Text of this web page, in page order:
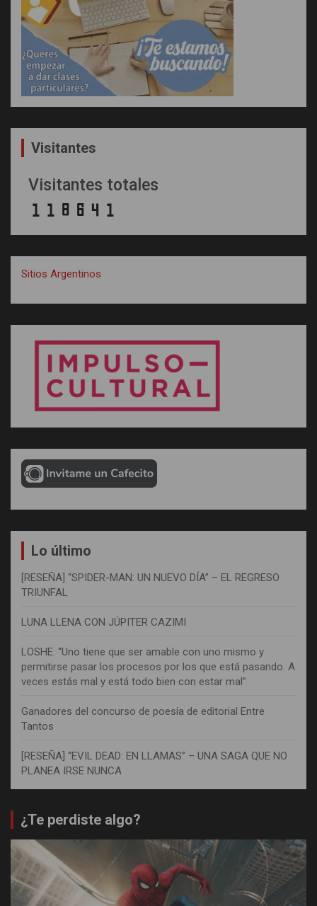
Visitantes
Visitantes totales
Sitios Argentinos
Lo último
[RESEÑA] “SPIDER-MAN: UN NUEVO DÍA” – EL REGRESO
TRIUNFAL
LUNA LLENA CON JÚPITER CAZIMI
LOSHE: “Uno tiene que ser amable con uno mismo y
permitirse pasar los procesos por los que está pasando. A
veces estás mal y está todo bien con estar mal”
Ganadores del concurso de poesía de editorial Entre
Tantos
[RESEÑA] “EVIL DEAD: EN LLAMAS” – UNA SAGA QUE NO
PLANEA IRSE NUNCA
¿Te perdiste algo?